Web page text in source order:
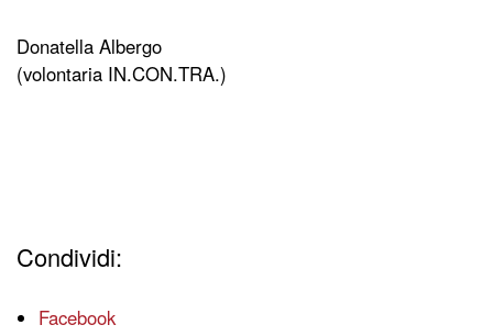
Donatella Albergo
(volontaria IN.CON.TRA.)
Condividi:
Facebook